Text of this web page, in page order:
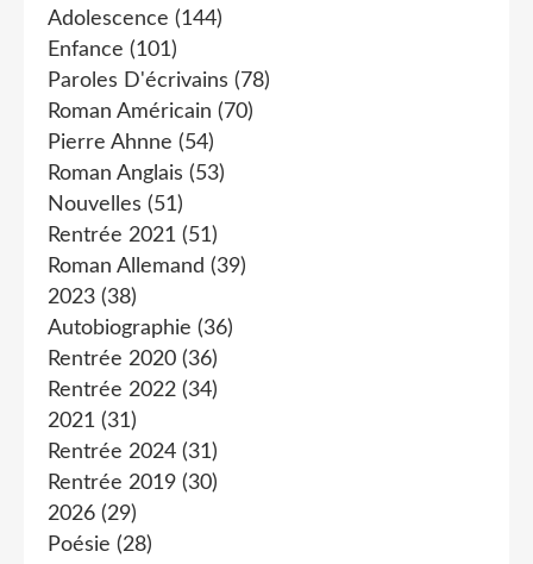
Adolescence (144)
Enfance (101)
Paroles D'écrivains (78)
Roman Américain (70)
Pierre Ahnne (54)
Roman Anglais (53)
Nouvelles (51)
Rentrée 2021 (51)
Roman Allemand (39)
2023 (38)
Autobiographie (36)
Rentrée 2020 (36)
Rentrée 2022 (34)
2021 (31)
Rentrée 2024 (31)
Rentrée 2019 (30)
2026 (29)
Poésie (28)